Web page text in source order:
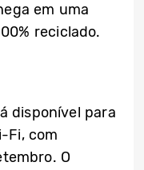
em uma
reciclado.
disponível para
Fi, com
O